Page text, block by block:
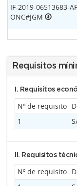
IF-2019-06513683-
ONC#JGM
Requisitos
I. Requisitos
Nº de requisito
1
II. Requisitos
Nº de requisito